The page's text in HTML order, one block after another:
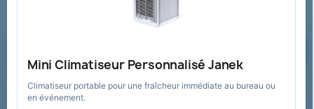
Mini Climatiseur Personnalisé Janek
Climatiseur portable pour une fraîcheur immédiate au bureau ou
en événement.
Recevez nos offres spéciales